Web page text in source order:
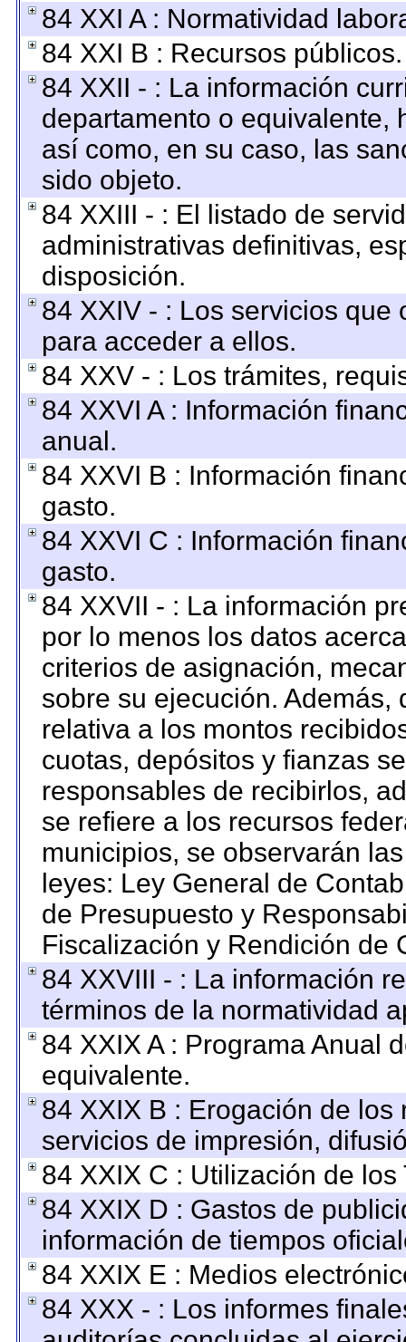
84 XXI A : Normatividad
84 XXI B : Recursos públicos.
84 XXII - : La información
departamento o equivalente,
así como, en su caso, las
sido objeto.
84 XXIII - : El listado de
administrativas definitivas,
disposición.
84 XXIV - : Los servicios
para acceder a ellos.
84 XXV - : Los trámites,
84 XXVI A : Información
anual.
84 XXVI B : Información
gasto.
84 XXVI C : Información
gasto.
84 XXVII - : La información
por lo menos los datos
criterios de asignación,
sobre su ejecución.
relativa a los montos
cuotas, depósitos y fianzas
responsables de recibirlos,
se refiere a los recursos
municipios, se observarán
leyes: Ley General de
de Presupuesto y
Fiscalización y Rendición de
84 XXVIII - : La información
términos de la normatividad
84 XXIX A : Programa Anual
equivalente.
84 XXIX B : Erogación de
servicios de impresión,
84 XXIX C : Utilización de
84 XXIX D : Gastos de
información de tiempos
84 XXIX E : Medios
84 XXX - : Los informes